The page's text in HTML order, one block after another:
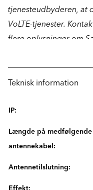
tjenesteudbyderen, at
VoLTE-tjenester.
flere oplysninger om
Teknisk information
IP:
Længde på medfølgende
antennekabel:
Antennetilslutning: